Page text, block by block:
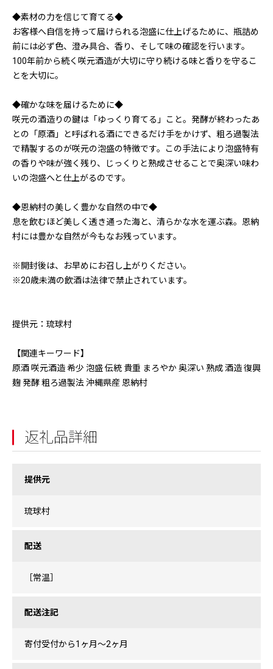
◆素材の力を信じて育てる◆
お客様へ自信を持って届けられる泡盛に仕上げるために、瓶詰め
前には必ず色、澄み具合、香り、そして味の確認を行います。
100年前から続く咲元酒造が大切に守り続ける味と香りを守るこ
とを大切に。
◆確かな味を届けるために◆
咲元の酒造りの鍵は「ゆっくり育てる」こと。発酵が終わったあ
との「原酒」と呼ばれる酒にできるだけ手をかけず、粗ろ過製法
で精製するのが咲元の泡盛の特徴です。この手法により泡盛特有
の香りや味が強く残り、じっくりと熟成させることで奥深い味わ
いの泡盛へと仕上がるのです。
◆恩納村の美しく豊かな自然の中で◆
息を飲むほど美しく透き通った海と、清らかな水を運ぶ森。恩納
村には豊かな自然が今もなお残っています。
※開封後は、お早めにお召し上がりください。
※20歳未満の飲酒は法律で禁止されています。
提供元：琉球村
【関連キーワード】
原酒 咲元酒造 希少 泡盛 伝統 貴重 まろやか 奥深い 熟成 酒造 復興
麹 発酵 粗ろ過製法 沖縄県産 恩納村
返礼品詳細
提供元
琉球村
配送
［常温］
配送注記
寄付受付から1ヶ月～2ヶ月